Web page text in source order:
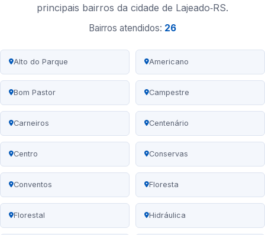
principais bairros da cidade de Lajeado‑RS.
Bairros atendidos: 26
Alto do Parque Americano
Bom Pastor Campestre
Carneiros Centenário
Centro Conservas
Conventos Floresta
Florestal Hidráulica